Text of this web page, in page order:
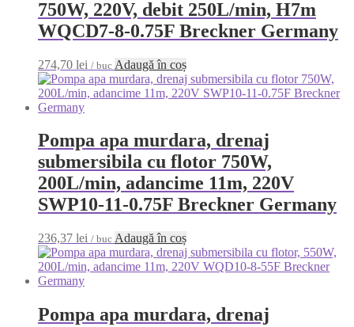
750W, 220V, debit 250L/min, H7m
WQCD7-8-0.75F Breckner Germany
274,70 lei / buc Adaugă în coș
Pompa apa murdara, drenaj
submersibila cu flotor 750W,
200L/min, adancime 11m, 220V
SWP10-11-0.75F Breckner Germany
236,37 lei / buc Adaugă în coș
Pompa apa murdara, drenaj